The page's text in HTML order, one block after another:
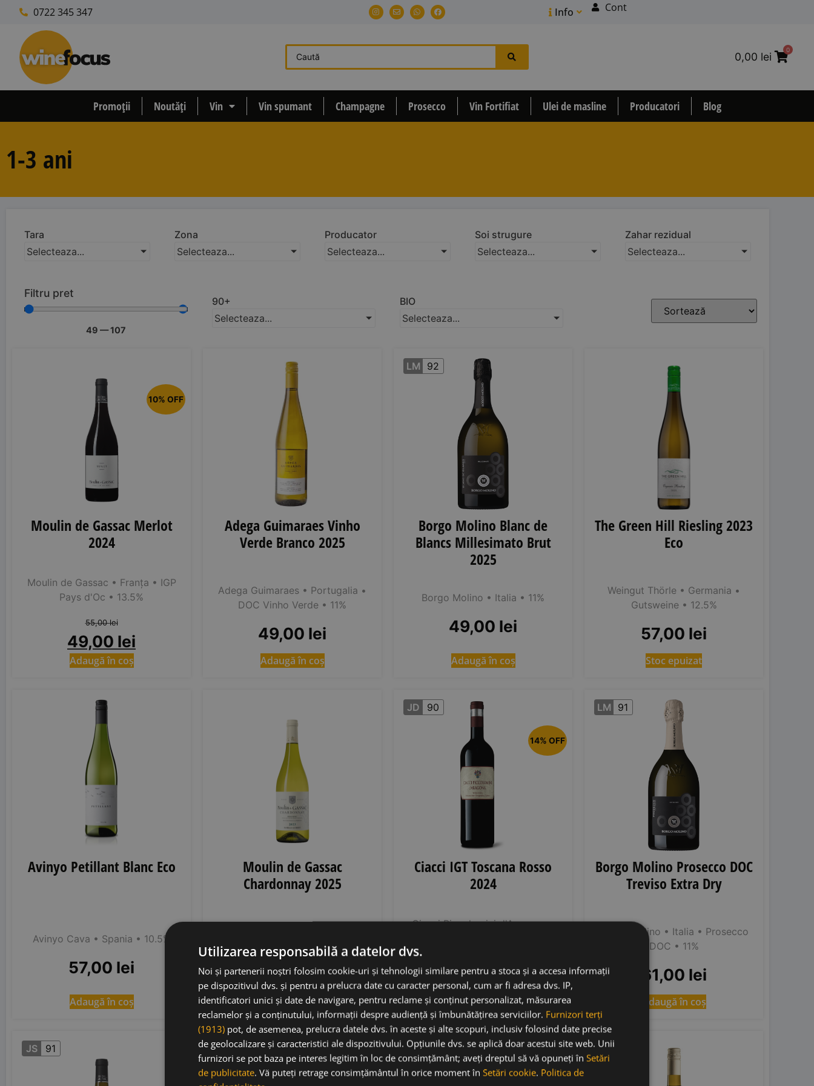
0722 345 347 Info Cont
0,00 lei
0
Promoții Noutăți Vin Vin spumant Champagne Prosecco Vin Fortifiat Ulei de masline Producatori Blog
1-3 ani
Tara
Selecteaza...
Zona
Selecteaza...
Producator
Selecteaza...
Soi strugure
Selecteaza...
Zahar rezidual
Selecteaza...
Filtru pret
49 —107
90+
Selecteaza...
BIO
Selecteaza...
10% OFF
Moulin de Gassac Merlot
2024
Moulin de Gassac • Franța • IGP
Pays d'Oc • 13.5%
55,00lei
49,00 lei
Adaugă în coș
Adega Guimaraes Vinho
Verde Branco 2025
Adega Guimaraes • Portugalia •
DOC Vinho Verde • 11%
49,00 lei
Adaugă în coș
LM 92
Borgo Molino Blanc de
Blancs Millesimato Brut
2025
Borgo Molino • Italia • 11%
49,00 lei
Adaugă în coș
The Green Hill Riesling 2023
Eco
Weingut Thörle • Germania •
Gutsweine• 12.5%
57,00 lei
Stoc epuizat
Avinyo Petillant Blanc Eco
Avinyo Cava • Spania • 10.5%
57,00 lei
Adaugă în coș
Moulin de Gassac
Chardonnay 2025
• 12.5%
57,00lei
Adaugă în coș
14% OFF
JD 90
Ciacci IGT Toscana Rosso
2024
Ciacci Piccolomini d'Aragona•
59,00lei
Adaugă în coș
LM 91
Borgo Molino Prosecco DOC
Treviso Extra Dry
Borgo Molino • Italia • Prosecco
DOC • 11%
61,00 lei
Adaugă în coș
JS 91 RP
Utilizarea responsabilă a datelor dvs.
Noi și partenerii noștri folosim cookie-uri și tehnologii similare pentru a stoca și a accesa informații
pe dispozitivul dvs. și pentru a prelucra date cu caracter personal, cum ar fi adresa dvs. IP,
identificatori unici și date de navigare, pentru reclame și conținut personalizat, măsurarea
reclamelor și a conținutului, informații despre audiență și îmbunătățirea serviciilor. Furnizori terți
(1913) pot, de asemenea, prelucra datele dvs. în aceste și alte scopuri, inclusiv folosind date precise
de geolocalizare și caracteristici ale dispozitivului. Opțiunile dvs. se aplică doar acestui site web. Unii
furnizori se pot baza pe interes legitim în loc de consimțământ; aveți dreptul să vă opuneți în Setări
de publicitate. Vă puteți retrage consimțământul în orice moment în Setări cookie. Politica de